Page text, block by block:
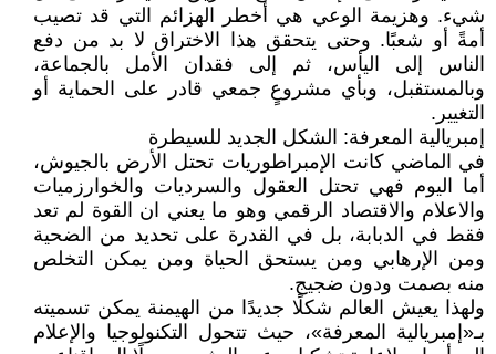
شيء. وهزيمة الوعي هي أخطر الهزائم التي قد تصيب
أمةً أو شعبًا. وحتى يتحقق هذا الاختراق لا بد من دفع
الناس إلى اليأس، ثم إلى فقدان الأمل بالجماعة،
وبالمستقبل، وبأي مشروعٍ جمعي قادر على الحماية أو
التغيير.
إمبريالية المعرفة: الشكل الجديد للسيطرة
في الماضي كانت الإمبراطوريات تحتل الأرض بالجيوش،
أما اليوم فهي تحتل العقول والسرديات والخوارزميات
والاعلام والاقتصاد الرقمي وهو ما يعني ان القوة لم تعد
فقط في الدبابة، بل في القدرة على تحديد من الضحية
ومن الإرهابي ومن يستحق الحياة ومن يمكن التخلص
منه بصمت ودون ضجيج.
ولهذا يعيش العالم شكلًا جديدًا من الهيمنة يمكن تسميته
بـ«إمبريالية المعرفة»، حيث تتحول التكنولوجيا والإعلام